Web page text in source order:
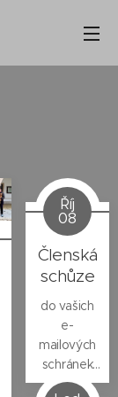
Říj
08
Členská
schůze
do vašich
e-
mailových
schránek
byla